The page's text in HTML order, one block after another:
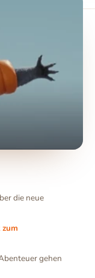
die neue
gehen